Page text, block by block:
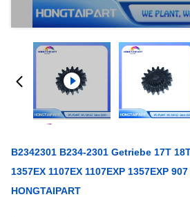
B2342301 B234-2301 Getriebe 17T
1357EX 1107EX 1107EXP 1357EXP
HONGTAIPART